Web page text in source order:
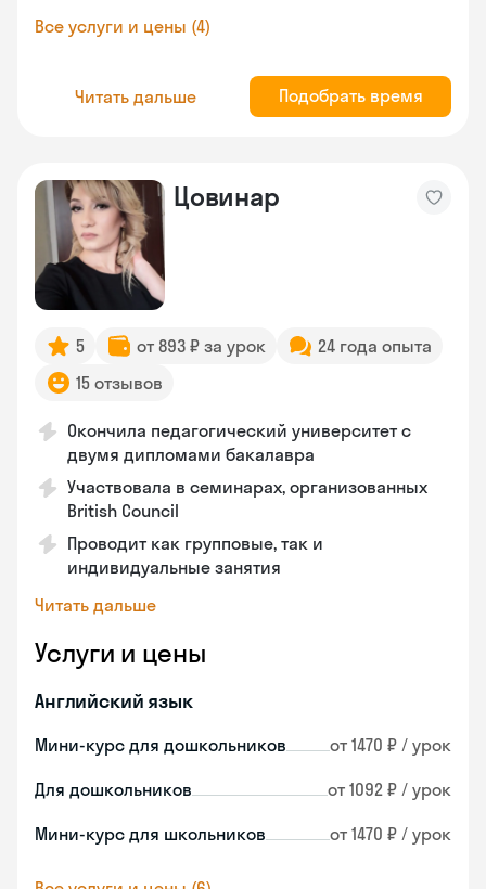
Все услуги и цены (4)
Читать дальше Подобрать время
Цовинар
5 от 893 ₽ за урок
24 года опыта
15 отзывов
Окончила педагогический университет с
двумя дипломами бакалавра
Участвовала в семинарах, организованных
British Council
Проводит как групповые, так и
индивидуальные занятия
Читать дальше
Услуги и цены
Английский язык
Мини-курс для дошкольников от 1470 ₽ / урок
Для дошкольников от 1092 ₽ / урок
Мини-курс для школьников от 1470 ₽ / урок